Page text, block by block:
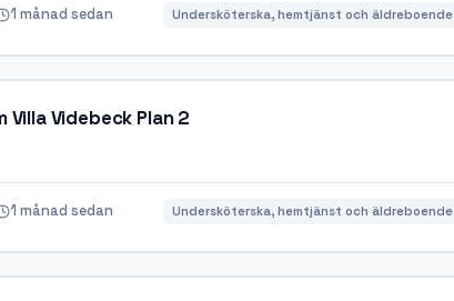
1 månad sedan Undersköterska, hemtjänst och äldreboende
Videbeck Plan 2
1 månad sedan Undersköterska, hemtjänst och äldreboende